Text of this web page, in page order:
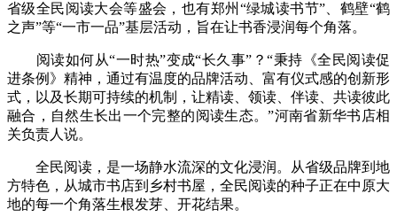
省级全民阅读大会等盛会，也有郑州“绿城读书节”、鹤壁“鹤
之声”等“一市一品”基层活动，旨在让书香浸润每个角落。
阅读如何从“一时热”变成“长久事”？“秉持《全民阅读促
进条例》精神，通过有温度的品牌活动、富有仪式感的创新形
式，以及长期可持续的机制，让精读、领读、伴读、共读彼此
融合，自然生长出一个完整的阅读生态。”河南省新华书店相
关负责人说。
全民阅读，是一场静水流深的文化浸润。从省级品牌到地
方特色，从城市书店到乡村书屋，全民阅读的种子正在中原大
地的每一个角落生根发芽、开花结果。